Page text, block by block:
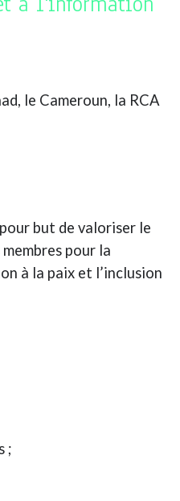
le Cameroun, la RCA
but de valoriser le
pour la
à la paix et l’inclusion
;